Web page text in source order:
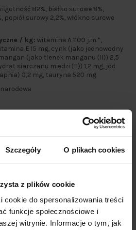
Szczegóły O plikach cookies
z plików cookie
cookie do spersonalizowania treści
funkcje społecznościowe i
witrynie. Informacje o tym, jak
82%, białko surowe 8%,
popiół surowy 2,2%, włókno surowe
/ kg: witamina A 1100 j.m.*,
E 15 mg, cynk (jako jednowodny
(jako tlenek manganu (II)) 2,5
siarczanu miedzi (II)) 1,2 mg, jod
0,2 mg, tauryna 520 mg.